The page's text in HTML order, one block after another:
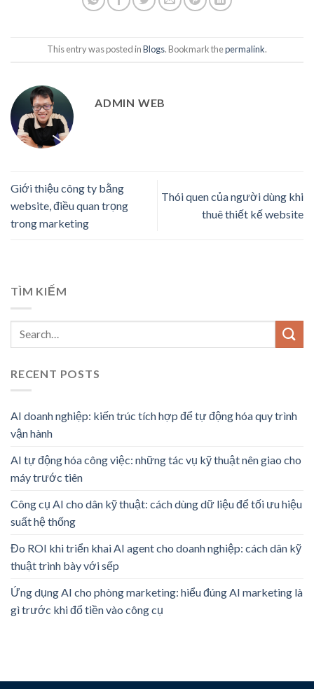
This entry was posted inBlogs. Bookmark thepermalink.
ADMIN WEB
Giới thiệu công ty bằng
website, điều quan trọng
trong marketing
Thói quen của người dùng khi
thuê thiết kế website
TÌM KIẾM
RECENT POSTS
AI doanh nghiệp: kiến trúc tích hợp để tự động hóa quy trình
vận hành
AI tự động hóa công việc: những tác vụ kỹ thuật nên giao cho
máy trước tiên
Công cụ AI cho dân kỹ thuật: cách dùng dữ liệu để tối ưu hiệu
suất hệ thống
Đo ROI khi triển khai AI agent cho doanh nghiệp: cách dân kỹ
thuật trình bày với sếp
Ứng dụng AI cho phòng marketing: hiểu đúng AI marketing là
gì trước khi đổ tiền vào công cụ